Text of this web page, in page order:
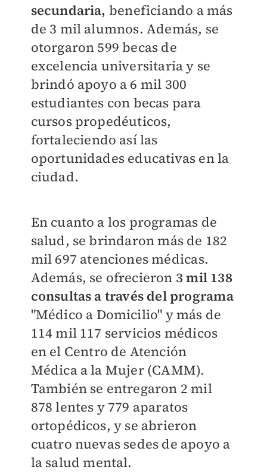
secundaria, beneficiando a más
de 3 mil alumnos. Además, se
otorgaron 599 becas de
excelencia universitaria y se
brindó apoyo a 6 mil 300
estudiantes con becas para
cursos propedéuticos,
fortaleciendo así las
oportunidades educativas en la
ciudad.
En cuanto a los programas de
salud, se brindaron más de 182
mil 697 atenciones médicas.
Además, se ofrecieron 3 mil 138
consultas a través del programa
"Médico a Domicilio" y más de
114 mil 117 servicios médicos
en el Centro de Atención
Médica a la Mujer (CAMM).
También se entregaron 2 mil
878 lentes y 779 aparatos
ortopédicos, y se abrieron
cuatro nuevas sedes de apoyo a
la salud mental.